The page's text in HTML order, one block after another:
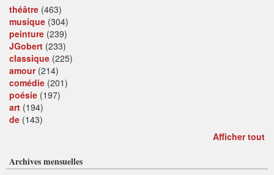
théâtre (463)
musique (304)
peinture (239)
JGobert (233)
classique (225)
amour(214)
comédie (201)
poésie (197)
art (194)
de (143)
Afficher tout
Archives mensuelles